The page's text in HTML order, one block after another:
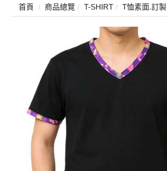
首頁 商品總覽 T-SHIRT T恤素面.訂製